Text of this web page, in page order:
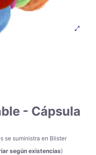
- Cápsula
se suministra en Blister
según existencias)